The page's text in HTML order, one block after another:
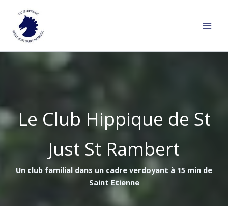
contenu
Le Club Hippique de St
Just St Rambert
Un club familial dans un cadre verdoyant à 15 min de
Saint Etienne